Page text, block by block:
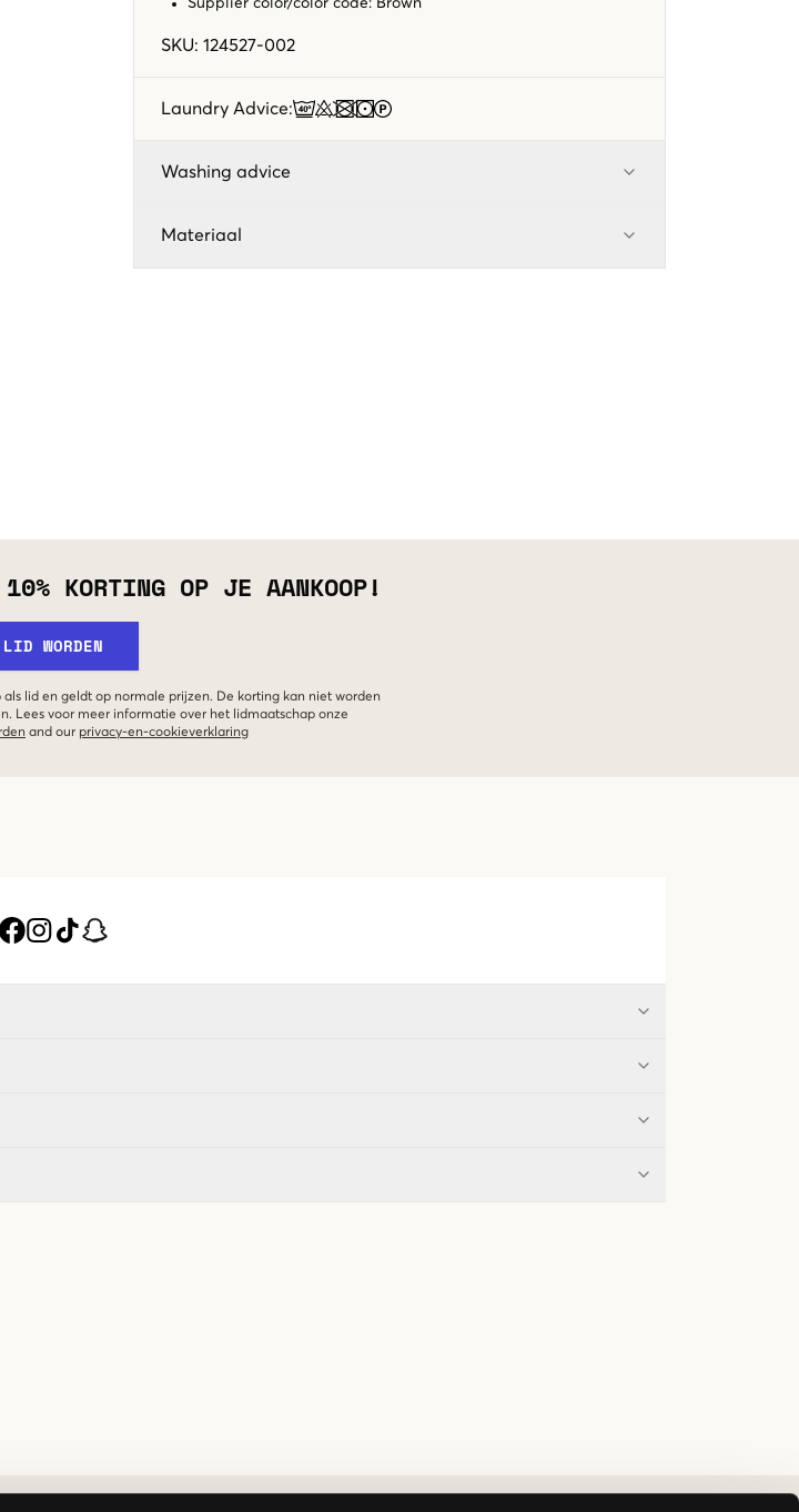
SKU: 124527-002
Laundry Advice:
Washing advice
Materiaal
KORTING OP JE AANKOOP!
LID WORDEN
lid en geldt op normale prijzen. De korting kan niet worden
Lees voor meer informatie over het lidmaatschap onze
and our privacy-en-cookieverklaring